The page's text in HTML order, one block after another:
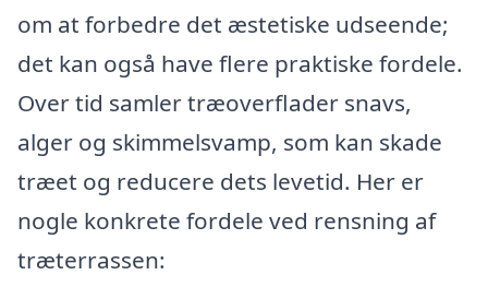
om at forbedre det æstetiske udseende;
det kan også have flere praktiske fordele.
Over tid samler træoverflader snavs,
alger og skimmelsvamp, som kan skade
træet og reducere dets levetid. Her er
nogle konkrete fordele ved rensning af
træterrassen: